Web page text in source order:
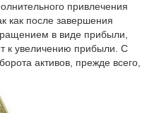
привлечения
как после завершения
в виде прибыли,
к увеличению прибыли. С
активов, прежде всего,